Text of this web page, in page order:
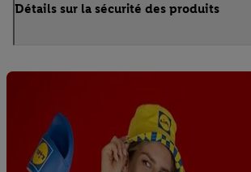
Détails sur la sécurité des produits